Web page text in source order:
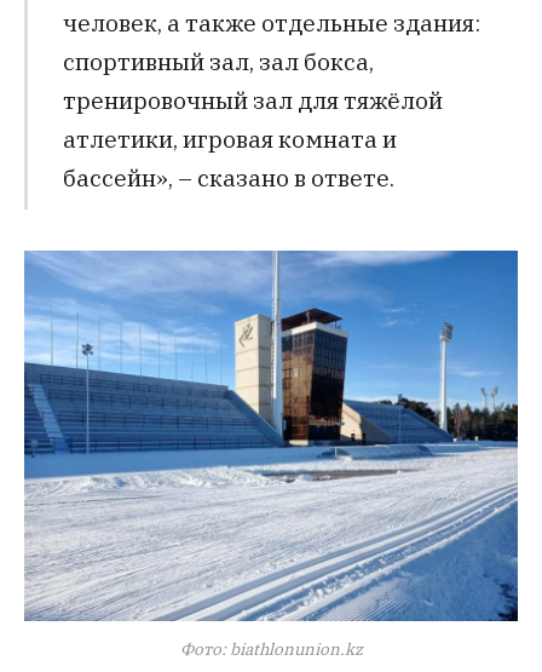
человек, а также отдельные здания:
спортивный зал, зал бокса,
тренировочный зал для тяжёлой
атлетики, игровая комната и
бассейн», – сказано в ответе.
Фото: biathlonunion.kz